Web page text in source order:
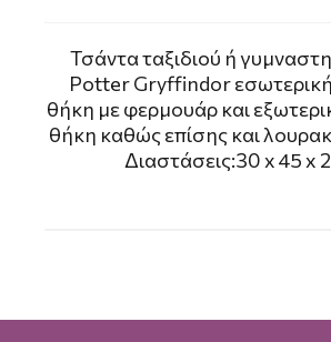
Τσάντα ταξιδιού ή
Potter Gryffindor
θήκη με φερμουάρ και
θήκη καθώς επίσης και
Διαστάσεις:30 x 45 x